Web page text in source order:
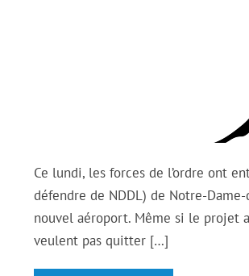
Ce lundi, les forces de l’ordre ont
défendre de NDDL) de Notre-
nouvel aéroport. Même si le projet
veulent pas quitter […]